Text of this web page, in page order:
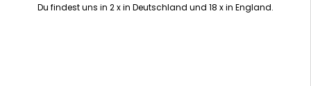
Du findest uns in 2 x in Deutschland und 18 x in England.